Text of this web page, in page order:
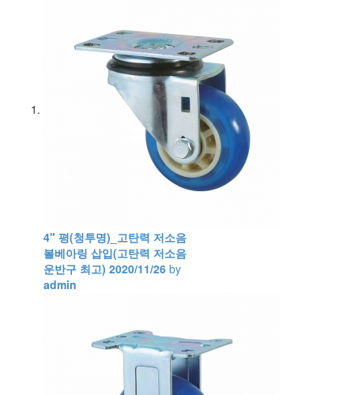
4" 평(청투명)_고탄력 저소음
볼베아링 삽입(고탄력 저소음
운반구 최고) 2020/11/26 by
admin